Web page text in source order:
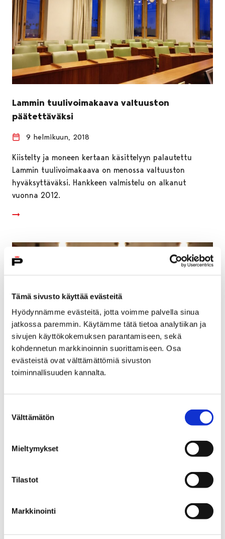
Tämä sivusto käyttää evästeitä
Hyödynnämme evästeitä, jotta voimme palvella sinua
jatkossa paremmin. Käytämme tätä tietoa analytiikan ja
sivujen käyttökokemuksen parantamiseen, sekä
kohdennetun markkinoinnin suorittamiseen. Osa
evästeistä ovat välttämättömiä sivuston
toiminnallisuuden kannalta.
valinta
Välttämätön
Mieltymykset
Tilastot
Markkinointi
Lammin tuulivoimakaava valtuuston
päätettäväksi
9 helmikuun, 2018
Kiistelty ja moneen kertaan käsittelyyn palautettu
Lammin tuulivoimakaava on menossa valtuuston
hyväksyttäväksi. Hankkeen valmistelu on alkanut
vuonna 2012.
Pääosin alkuperäiskunnossa olevan Ruosniemen koulun
opetuksen tavoitteita ja tarpeita.